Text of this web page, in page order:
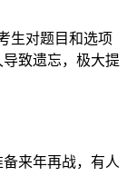
生对题目和选项
致遗忘，极大提
来年再战，有人